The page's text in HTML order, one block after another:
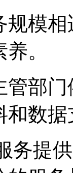
规模
。
管部
和数
务提